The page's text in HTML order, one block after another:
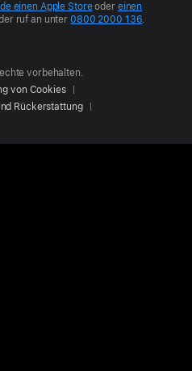
einen Apple Storeoder einen
ruf an unter0800 2000 136.
vorbehalten.
von Cookies
Rückerstattung